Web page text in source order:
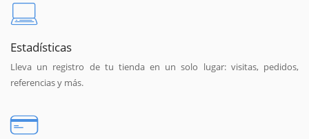
Estadísticas
Lleva un registro de tu tienda en un solo lugar: visitas, pedidos,
referencias y más.